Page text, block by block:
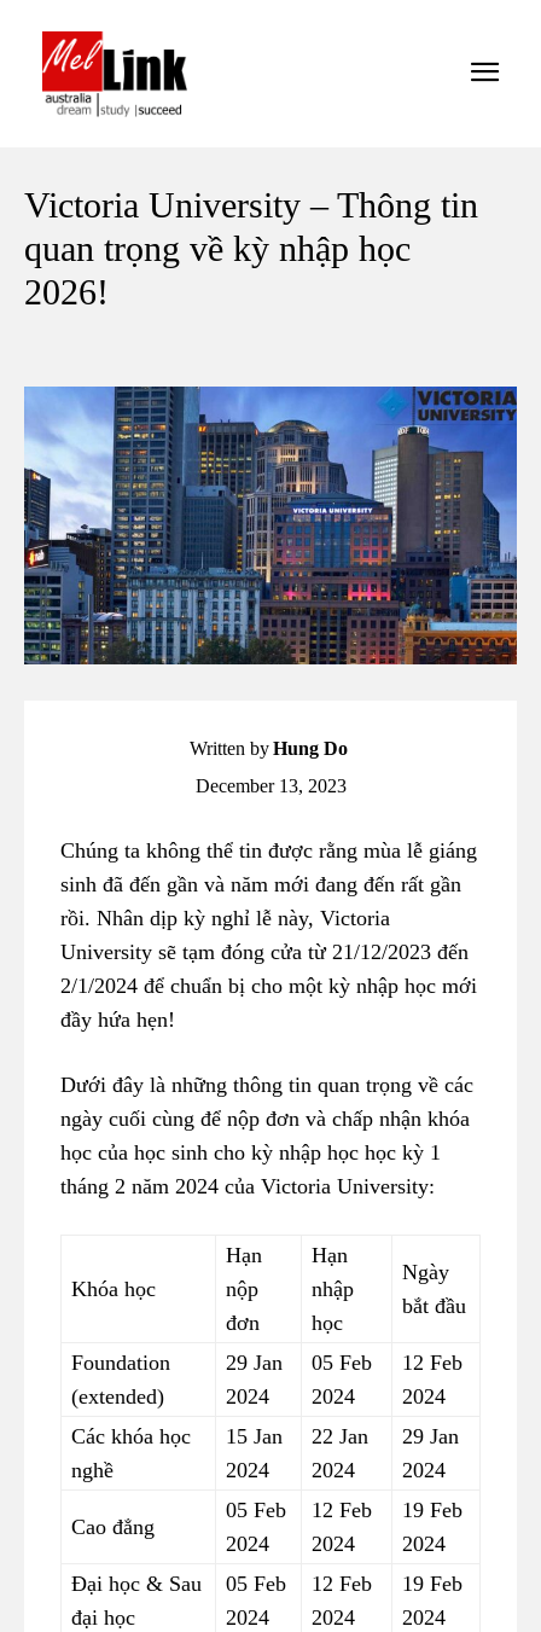
Victoria University – Thông tin
quan trọng về kỳ nhập học
2026!
Written byHung Do
December 13, 2023
Chúng ta không thể tin được rằng mùa lễ giáng
sinh đã đến gần và năm mới đang đến rất gần
rồi. Nhân dịp kỳ nghỉ lễ này, Victoria
University sẽ tạm đóng cửa từ 21/12/2023 đến
2/1/2024 để chuẩn bị cho một kỳ nhập học mới
đầy hứa hẹn!
Dưới đây là những thông tin quan trọng về các
ngày cuối cùng để nộp đơn và chấp nhận khóa
học của học sinh cho kỳ nhập học học kỳ 1
tháng 2 năm 2024 của Victoria University:
Khóa học
Hạn
nộp
đơn
Hạn
nhập
học
Ngày
bắt đầu
Foundation
(extended)
29 Jan
2024
05 Feb
2024
12 Feb
2024
Các khóa học
nghề
15 Jan
2024
22 Jan
2024
29 Jan
2024
Cao đẳng
05 Feb
2024
12 Feb
2024
19 Feb
2024
Đại học & Sau
đại học
05 Feb
2024
12 Feb
2024
19 Feb
2024